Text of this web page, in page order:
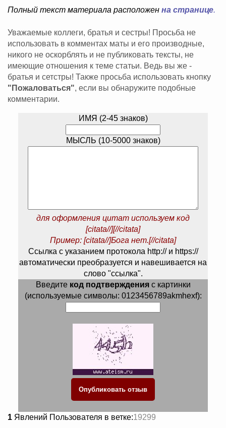
Полный текст материала расположен на странице.
Уважаемые коллеги, братья и сестры! Просьба не
использовать в комментах маты и его производные,
никого не оскорблять и не публиковать тексты, не
имеющие отношения к теме статьи. Ведь вы же -
братья и сетстры! Также просьба использовать кнопку
"Пожаловаться", если вы обнаружите подобные
комментарии.
ИМЯ (2-45 знаков)
МЫСЛЬ (10-5000 знаков)
для оформления цитат используем код
[citata//][//citata]
Пример: [citata//]Бога нет.[//citata]
Ссылка с указанием протокола http:// и https://
автоматически преобразуется и навешивается на
слово "ссылка".
Введите код подтвержденияс картинки
(используемые символы: 0123456789akmhexf):
1 Явлений Пользователя в ветке:19299